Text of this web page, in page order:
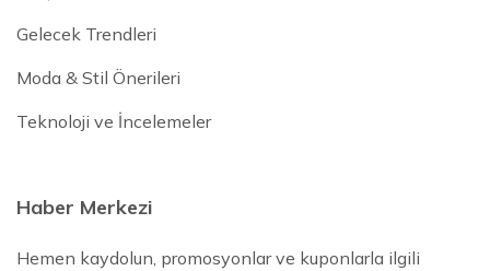
Gelecek Trendleri
Moda & Stil Önerileri
Teknoloji ve İncelemeler
Haber Merkezi
Hemen kaydolun, promosyonlar ve kuponlarla ilgili